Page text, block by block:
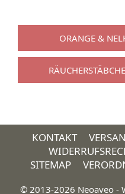
ORANGE &
KONTAKT
SITEMAP
© 2013-2026 Neoaveo -